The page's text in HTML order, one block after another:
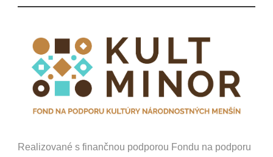
Realizované s finančnou podporou Fondu na podporu